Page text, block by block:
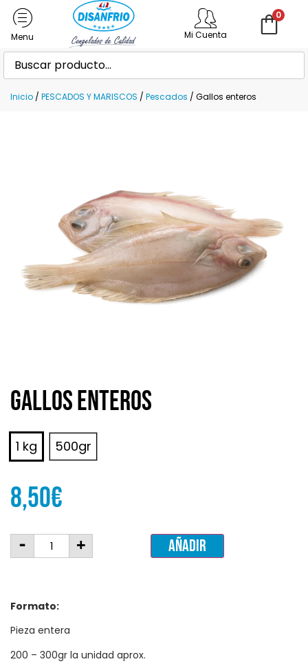
Mi Cuenta
0
Inicio / PESCADOS Y MARISCOS / Pescados / Gallos enteros
Gallos enteros
1 kg 500gr
8,50€
- + Añadir
Formato:
Pieza entera
200 – 300gr la unidad aprox.